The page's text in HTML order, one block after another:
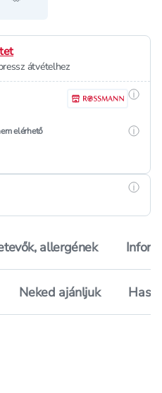
átvételhez
elérhető
allergének
Neked ajánljuk